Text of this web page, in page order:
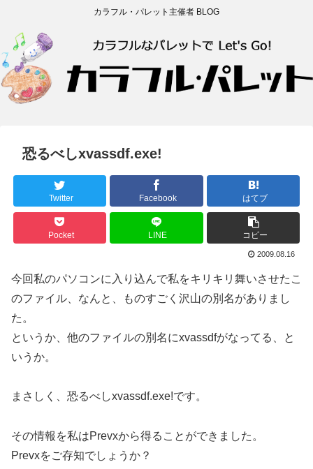
カラフル・パレット主催者 BLOG
恐るべしxvassdf.exe!
Twitter Facebook はてブ
Pocket LINE コピー
2009.08.16
今回私のパソコンに入り込んで私をキリキリ舞いさせたこ
のファイル、なんと、ものすごく沢山の別名がありまし
た。
というか、他のファイルの別名にxvassdfがなってる、と
いうか。
まさしく、恐るべしxvassdf.exe!です。
その情報を私はPrevxから得ることができました。
Prevxをご存知でしょうか？